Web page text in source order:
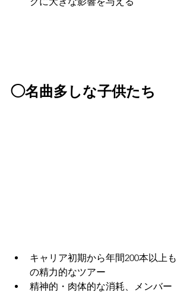
◯名曲多しな子供たち
キャリア初期から年間200本以上も
の精力的なツアー
精神的・肉体的な消耗、メンバー